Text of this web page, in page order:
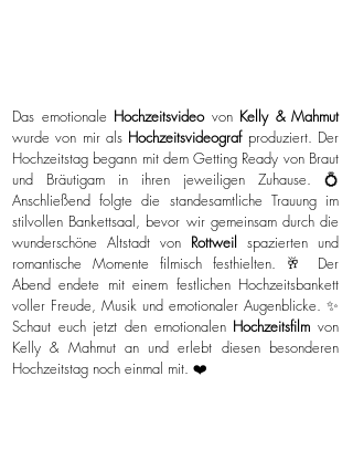
Das emotionale Hochzeitsvideovon Kelly & Mahmut
wurde von mir als Hochzeitsvideograf produziert. Der
Hochzeitstag begann mit dem Getting Ready von Braut
und Bräutigam in ihren jeweiligen Zuhause. 💍
Anschließend folgte die standesamtliche Trauung im
stilvollen Bankettsaal, bevor wir gemeinsam durch die
wunderschöne Altstadt von Rottweil spazierten und
romantische Momente filmisch festhielten. 🥂 Der
Abend endete mit einem festlichen Hochzeitsbankett
voller Freude, Musik und emotionaler Augenblicke. ✨
Schaut euch jetzt den emotionalen Hochzeitsfilmvon
Kelly & Mahmut an und erlebt diesen besonderen
Hochzeitstag noch einmal mit. ❤️